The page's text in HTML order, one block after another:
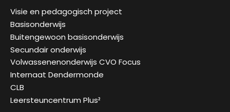
Visie en pedagogisch project
Basisonderwijs
Buitengewoon basisonderwijs
Secundair onderwijs
Volwassenenonderwijs CVO Focus
Internaat Dendermonde
CLB
Leersteuncentrum Plus²